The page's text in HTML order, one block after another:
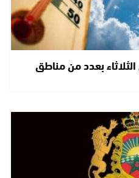
بعدد من مناطق